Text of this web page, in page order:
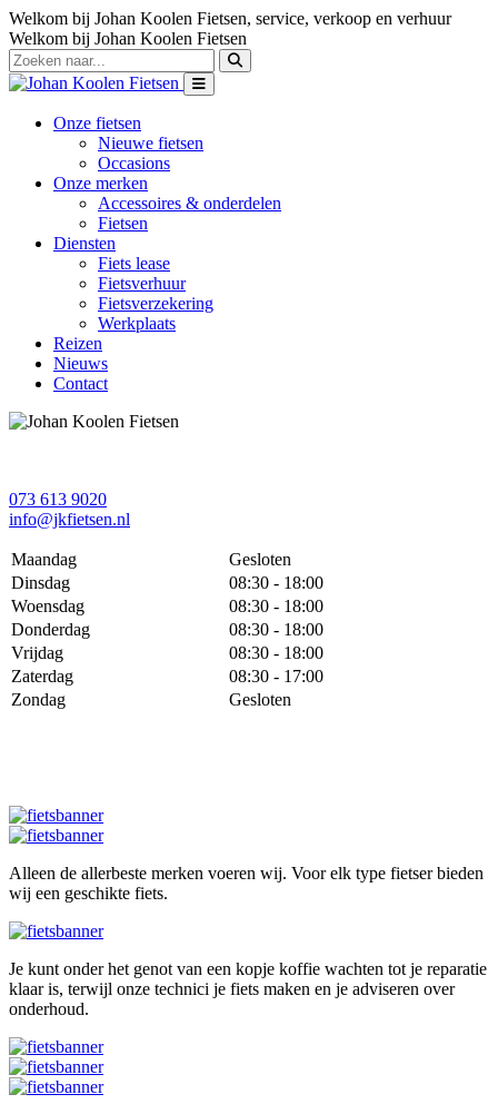
Welkom bij Johan Koolen Fietsen, service, verkoop en verhuur
Welkom bij Johan Koolen Fietsen
Onze fietsen
Nieuwe fietsen
Occasions
Onze merken
Accessoires & onderdelen
Fietsen
Diensten
Fiets lease
Fietsverhuur
Fietsverzekering
Werkplaats
Reizen
Nieuws
Contact
073 613 9020
info@jkfietsen.nl
Maandag
Gesloten
Dinsdag
08:30 - 18:00
Woensdag
08:30 - 18:00
Donderdag
08:30 - 18:00
Vrijdag
08:30 - 18:00
Zaterdag
08:30 - 17:00
Zondag
Gesloten
Alleen de allerbeste merken voeren wij. Voor elk type fietser bieden
wij een geschikte fiets.
Je kunt onder het genot van een kopje koffie wachten tot je reparatie
klaar is, terwijl onze technici je fiets maken en je adviseren over
onderhoud.